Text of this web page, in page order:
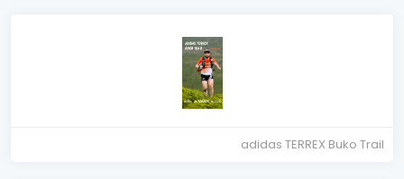
adidas TERREX Buko Trail